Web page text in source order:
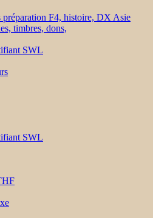
préparation F4, histoire, DX Asie
timbres, dons,
SWL
SWL